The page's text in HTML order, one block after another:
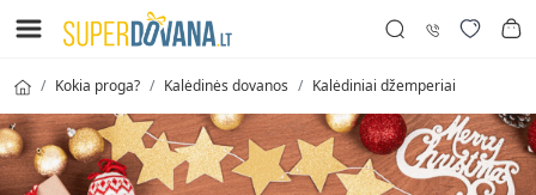
Kokia proga? Kalėdinės dovanos Kalėdiniai džemperiai